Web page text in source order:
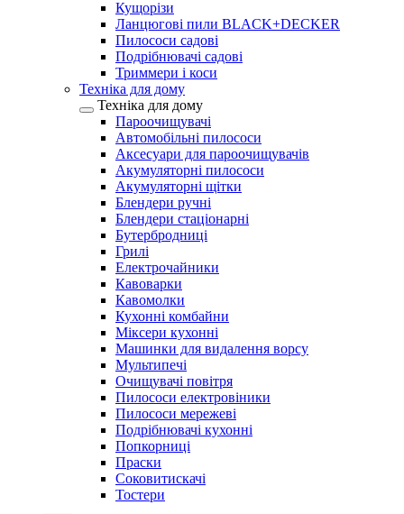
Кущорізи
Ланцюгові пили BLACK+DECKER
Пилососи садові
Подрібнювачі садові
Триммери і коси
Техніка для дому
Техніка для дому
Пароочищувачі
Автомобільні пилососи
Аксесуари для пароочищувачів
Акумуляторні пилососи
Акумуляторні щітки
Блендери ручні
Блендери стаціонарні
Бутербродниці
Грилі
Електрочайники
Кавоварки
Кавомолки
Кухонні комбайни
Міксери кухонні
Машинки для видалення ворсу
Мультипечі
Очищувачі повітря
Пилососи електровіники
Пилососи мережеві
Подрібнювачі кухонні
Попкорниці
Праски
Соковитискачі
Тостери